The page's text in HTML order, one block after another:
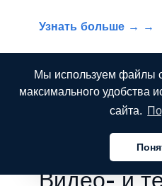
Мы используем файлы
максимального удобства
сайта.
Узнать больше → →
Видео- и
Русский